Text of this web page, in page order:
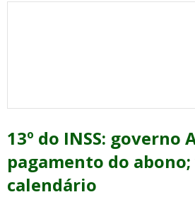
13º do INSS: governo
pagamento do abono;
calendário